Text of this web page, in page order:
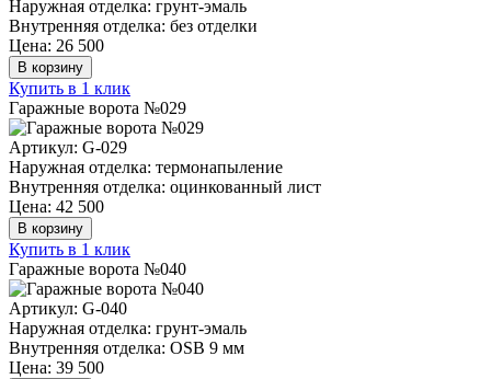
Наружная отделка: грунт-эмаль
Внутренняя отделка: без отделки
Цена: 26 500
В корзину
Купить в 1 клик
Гаражные ворота №029
Артикул: G-029
Наружная отделка: термонапыление
Внутренняя отделка: оцинкованный лист
Цена: 42 500
В корзину
Купить в 1 клик
Гаражные ворота №040
Артикул: G-040
Наружная отделка: грунт-эмаль
Внутренняя отделка: OSB 9 мм
Цена: 39 500